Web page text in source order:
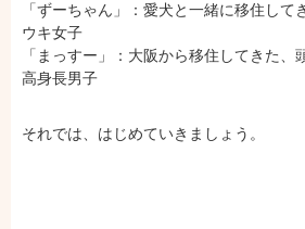
「ずーちゃん」：愛犬と一緒に移住して
ウキ女子
「まっすー」：大阪から移住してきた、
高身長男子
それでは、はじめていきましょう。